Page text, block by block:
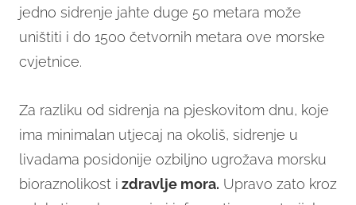
jedno sidrenje jahte duge 50 metara može
uništiti i do 1500 četvornih metara ove morske
cvjetnice.
Za razliku od sidrenja na pjeskovitom dnu, koje
ima minimalan utjecaj na okoliš, sidrenje u
livadama posidonije ozbiljno ugrožava morsku
bioraznolikost i zdravlje mora. Upravo zato kroz